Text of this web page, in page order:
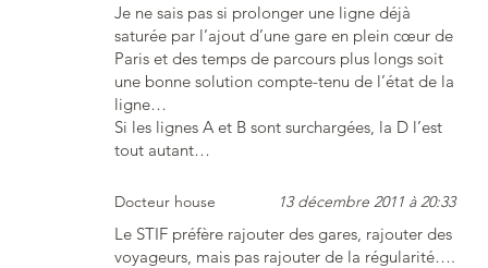
Je ne sais pas si prolonger une ligne déjà
saturée par l’ajout d’une gare en plein cœur de
Paris et des temps de parcours plus longs soit
une bonne solution compte-tenu de l’état de la
ligne…
Si les lignes A et B sont surchargées, la D l’est
tout autant…
Docteur house 13 décembre 2011 à 20:33
Le STIF préfère rajouter des gares, rajouter des
voyageurs, mais pas rajouter de la régularité….